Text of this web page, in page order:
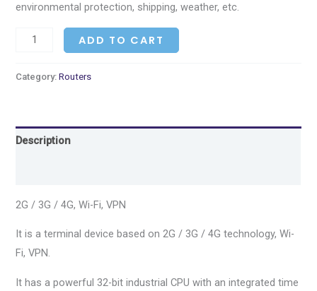
environmental protection, shipping, weather, etc.
ADD TO CART
Category:Routers
Description
2G / 3G / 4G, Wi-Fi, VPN
It is a terminal device based on 2G / 3G / 4G technology, Wi-
Fi, VPN.
It has a powerful 32-bit industrial CPU with an integrated time